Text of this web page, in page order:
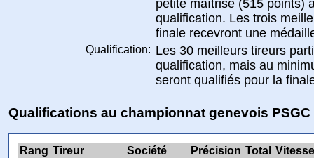
petite maîtrise (515 points)
qualification. Les trois
finale recevront une
Qualification: Les 30 meilleurs tireurs
qualification, mais au
seront qualifiés pour la
Qualifications au championnat genevois PSGC
Rang Tireur Société Précision Total Vitesse